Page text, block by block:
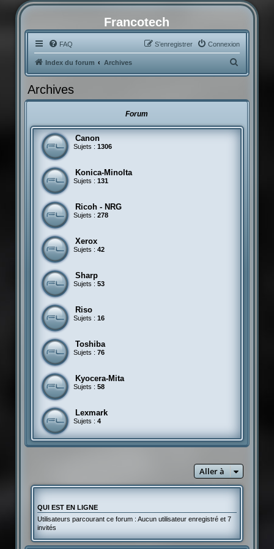
Francotech
FAQ Connexion
S’enregistrer
Index du forum Archives
e
Archives
Forum
Canon
Sujets : 1306
Konica-Minolta
Sujets : 131
Ricoh - NRG
Sujets : 278
Xerox
Sujets : 42
Sharp
Sujets : 53
Riso
Sujets : 16
Toshiba
Sujets : 76
Kyocera-Mita
Sujets : 58
Lexmark
Sujets : 4
Aller à
QUI EST EN LIGNE
Utilisateurs parcourant ce forum : Aucun utilisateur enregistré et 7
invités